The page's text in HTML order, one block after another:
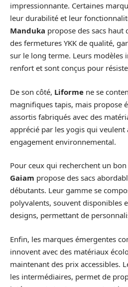
impressionnante. Certaines
leur durabilité et leur
Manduka propose des sacs haut
des fermetures YKK de qualité,
sur le long terme. Leurs modèles
renfort et sont conçus pour
De son côté, Liforme ne se
magnifiques tapis, mais propose
assortis fabriqués avec des
apprécié par les yogis qui
engagement environnemental.
Pour ceux qui recherchent un
Gaiam propose des sacs
débutants. Leur gamme se
polyvalents, souvent disponibles
designs, permettant de
Enfin, les marques émergentes
innovent avec des matériaux
maintenant des prix accessibles.
les intermédiaires, permet de